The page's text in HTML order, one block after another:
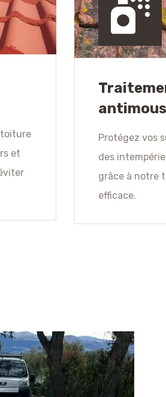
toiture
et
Protégez vos
des
grâce à notre
efficace.